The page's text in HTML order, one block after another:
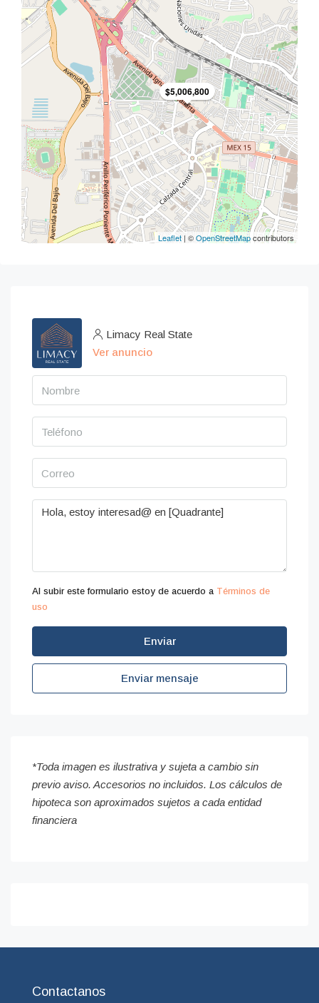
$5,006,800
Leaflet | ©OpenStreetMapcontributors
Limacy Real State
Ver anuncio
Al subir este formulario estoy de acuerdo a Términos de
uso
Enviar
Enviar mensaje
*Toda imagen es ilustrativa y sujeta a cambio sin
previo aviso. Accesorios no incluidos. Los cálculos de
hipoteca son aproximados sujetos a cada entidad
financiera
Contactanos